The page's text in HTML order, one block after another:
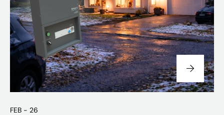
FEB - 26